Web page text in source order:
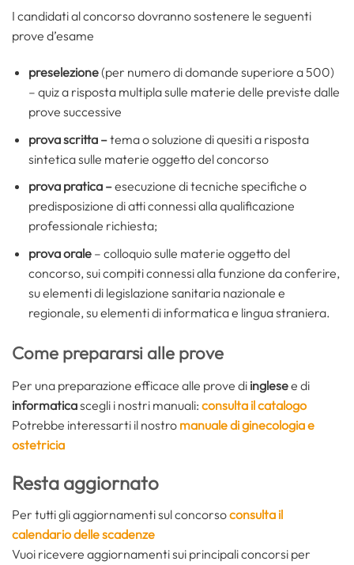
I candidati al concorso dovranno sostenere le seguenti
prove d’esame
preselezione(per numero di domande superiore a 500)
– quiz a risposta multipla sulle materie delle previste dalle
prove successive
prova scritta –tema o soluzione di quesiti a risposta
sintetica sulle materie oggetto del concorso
prova pratica –esecuzione di tecniche specifiche o
predisposizione di atti connessi alla qualificazione
professionale richiesta;
prova orale – colloquio sulle materie oggetto del
concorso, sui compiti connessi alla funzione da conferire,
su elementi di legislazione sanitaria nazionale e
regionale, su elementi di informatica e lingua straniera.
Come prepararsi alle prove
Per una preparazione efficace alle prove di inglesee di
informaticascegli i nostri manuali: consulta il catalogo
Potrebbe interessarti il nostro manuale di ginecologia e
ostetricia
Resta aggiornato
Per tutti gli aggiornamenti sul concorsoconsulta il
calendario delle scadenze
Vuoi ricevere aggiornamenti sui principali concorsi per